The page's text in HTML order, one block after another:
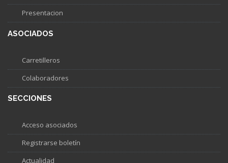
Presentacion
ASOCIADOS
Carretilleros
Colaboradores
SECCIONES
Acceso asociados
Registrarse boletín
Actualidad